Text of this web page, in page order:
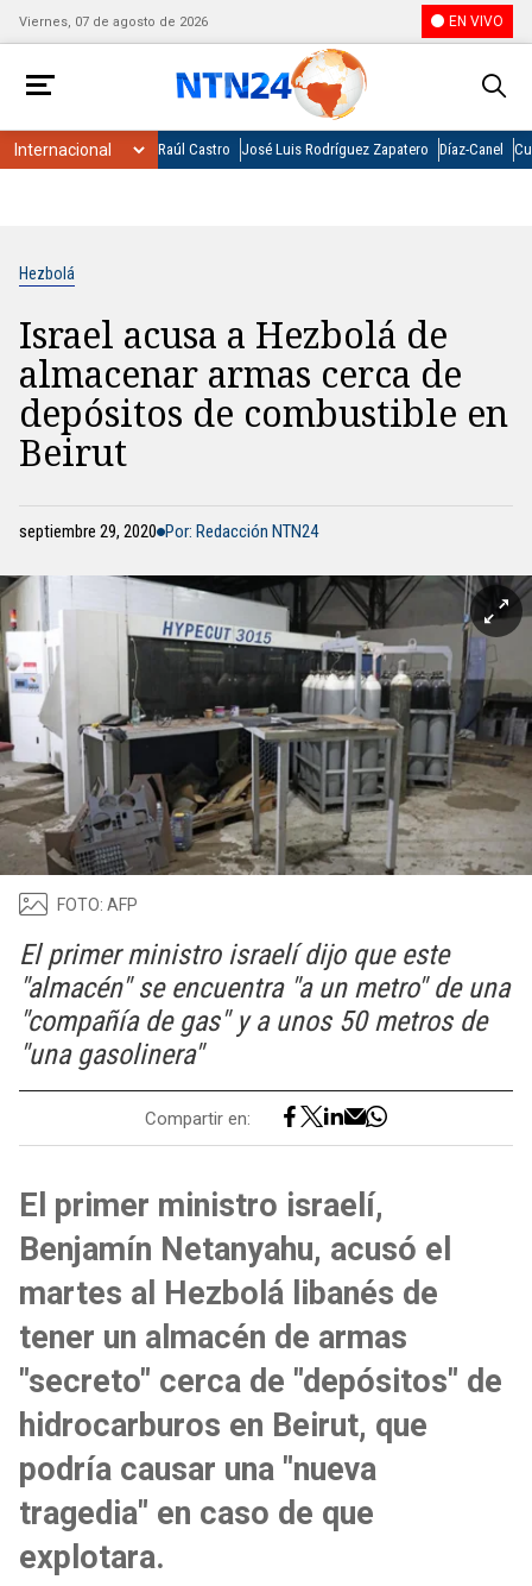
Viernes, 07 de agosto de 2026 EN VIVO
Raúl Castro José Luis Rodríguez Zapatero Díaz-Canel
Hezbolá
Israel acusa a Hezbolá de
almacenar armas cerca de
depósitos de combustible en
Beirut
septiembre 29, 2020 Por: Redacción NTN24
FOTO: AFP
El primer ministro israelí dijo que este
"almacén" se encuentra "a un metro" de una
"compañía de gas" y a unos 50 metros de
"una gasolinera"
Compartir en:
El primer ministro israelí,
Benjamín Netanyahu, acusó el
martes al Hezbolá libanés de
tener un almacén de armas
"secreto" cerca de "depósitos" de
hidrocarburos en Beirut, que
podría causar una "nueva
tragedia" en caso de que
explotara.